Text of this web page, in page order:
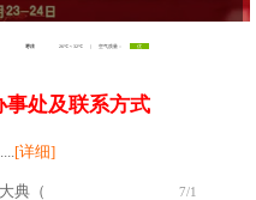
事处及联系方式
[详细]
典（ 7/1